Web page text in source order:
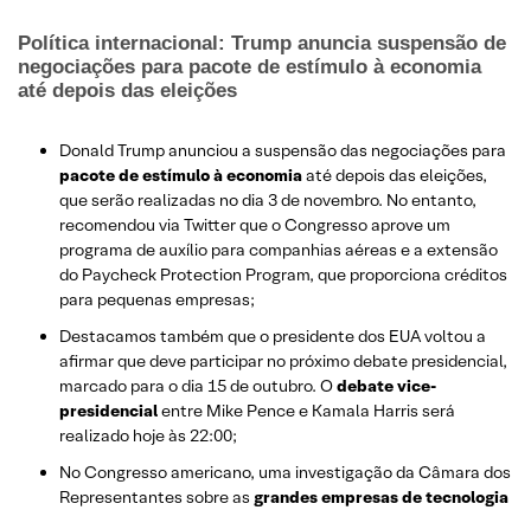
Política internacional: Trump anuncia suspensão de
negociações para pacote de estímulo à economia
até depois das eleições
Donald Trump anunciou a suspensão das negociações para
pacote de estímulo à economiaaté depois das eleições,
que serão realizadas no dia 3 de novembro. No entanto,
recomendou via Twitter que o Congresso aprove um
programa de auxílio para companhias aéreas e a extensão
do Paycheck Protection Program, que proporciona créditos
para pequenas empresas;
Destacamos também que o presidente dos EUA voltou a
afirmar que deve participar no próximo debate presidencial,
marcado para o dia 15 de outubro. Odebate vice-
presidencialentre Mike Pence e Kamala Harris será
realizado hoje às 22:00;
No Congresso americano, uma investigação da Câmara dos
Representantes sobre as grandes empresas de tecnologia